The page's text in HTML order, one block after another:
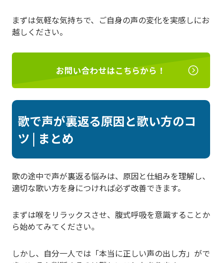
まずは気軽な気持ちで、ご自身の声の変化を実感しにお
越しください。
お問い合わせはこちらから！
歌で声が裏返る原因と歌い方のコ
ツ | まとめ
歌の途中で声が裏返る悩みは、原因と仕組みを理解し、
適切な歌い方を身につければ必ず改善できます。
まずは喉をリラックスさせ、腹式呼吸を意識することか
ら始めてみてください。
しかし、自分一人では「本当に正しい声の出し方」がで